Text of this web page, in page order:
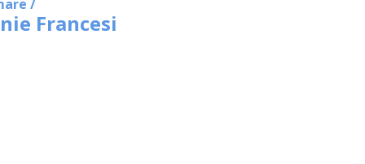
/
Francesi